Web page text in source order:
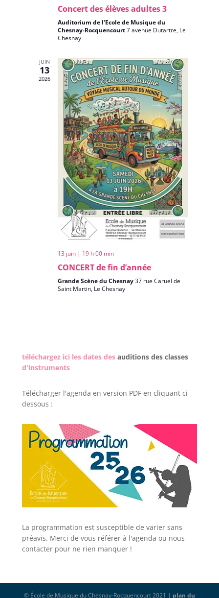
Concert des élèves adultes 3
Auditorium de l'Ecole de Musique du
Chesnay-Rocquencourt7 avenue Dutartre, Le
Chesnay
JUIN
13
2026
13 juin | 19 h 00 min
CONCERT de fin d’année
Grande Scène du Chesnay37 rue Caruel de
Saint Martin, Le Chesnay
téléchargez ici les dates des auditions des classes
d'instruments
Télécharger l'agenda en version PDF en cliquant ci-
dessous :
La programmation est susceptible de varier sans
préavis. Merci de vous référer à l'agenda ou nous
contacter pour ne rien manquer !
© École de Musique du Chesnay-Rocquencourt 2021 | plan du